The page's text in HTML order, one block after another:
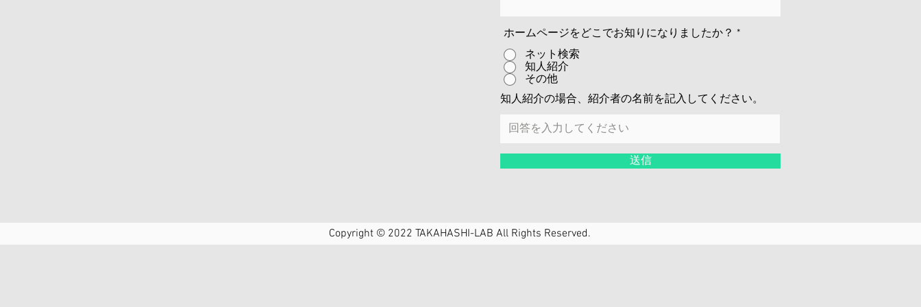
ホームページをどこでお知りになりましたか？ *
ネット検索
知人紹介
その他
知人紹介の場合、紹介者の名前を記入してください。
送信
Copyright © 2022 TAKAHASHI-LAB All Rights Reserved.